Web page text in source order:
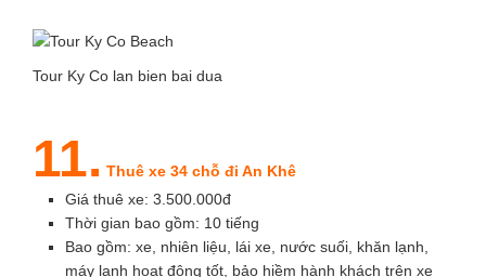
Tour Ky Co lan bien bai dua
11. Thuê xe 34 chỗ đi An Khê
Giá thuê xe: 3.500.000đ
Thời gian bao gồm: 10 tiếng
Bao gồm: xe, nhiên liệu, lái xe, nước suối, khăn lạnh,
máy lạnh hoạt động tốt, bảo hiềm hành khách trên xe